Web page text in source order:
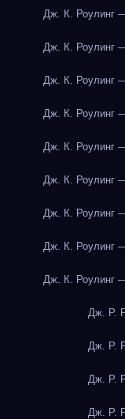
Дж. К. Роулинг
Дж. К. Роулинг
Дж. К. Роулинг
Дж. К. Роулинг
Дж. К. Роулинг
Дж. К. Роулинг
Дж. К. Роулинг
Дж. К. Роулинг
Дж. К. Роулинг
Дж. Р.
Дж. Р.
Дж. Р.
Дж. Р.